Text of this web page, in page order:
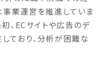
事業運営を推進していま
、ECサイトや広告のデ
ており、分析が困難な